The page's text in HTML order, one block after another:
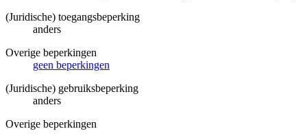
(Juridische) toegangsbeperking
anders
Overige beperkingen
geen beperkingen
(Juridische) gebruiksbeperking
anders
Overige beperkingen